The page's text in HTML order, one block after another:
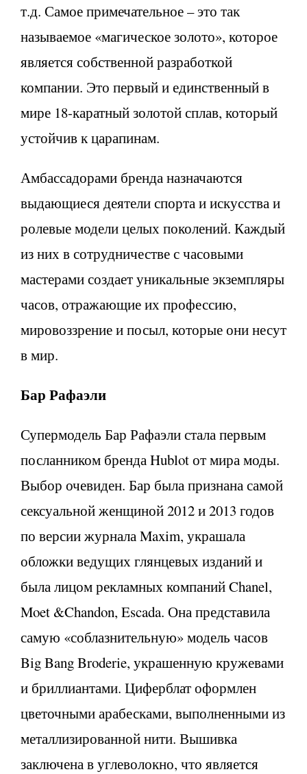
т.д. Самое примечательное – это так
называемое «магическое золото», которое
является собственной разработкой
компании. Это первый и единственный в
мире 18-каратный золотой сплав, который
устойчив к царапинам.
Амбассадорами бренда назначаются
выдающиеся деятели спорта и искусства и
ролевые модели целых поколений. Каждый
из них в сотрудничестве с часовыми
мастерами создает уникальные экземпляры
часов, отражающие их профессию,
мировоззрение и посыл, которые они несут
в мир.
Бар Рафаэли
Супермодель Бар Рафаэли стала первым
посланником бренда Hublot от мира моды.
Выбор очевиден. Бар была признана самой
сексуальной женщиной 2012 и 2013 годов
по версии журнала Maxim, украшала
обложки ведущих глянцевых изданий и
была лицом рекламных компаний Chanel,
Moet &Chandon, Escada. Она представила
самую «соблазнительную» модель часов
Big Bang Broderie, украшенную кружевами
и бриллиантами. Циферблат оформлен
цветочными арабесками, выполненными из
металлизированной нити. Вышивка
заключена в углеволокно, что является